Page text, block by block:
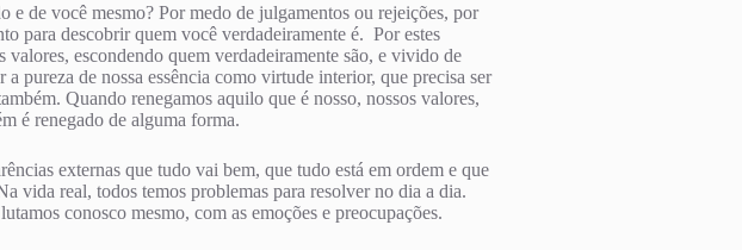
e de você mesmo? Por medo de julgamentos ou rejeições, por
para descobrir quem você verdadeiramente é. Por estes
valores, escondendo quem verdadeiramente são, e vivido de
pureza de nossa essência como virtude interior, que precisa ser
Quando renegamos aquilo que é nosso, nossos valores,
é renegado de alguma forma.
externas que tudo vai bem, que tudo está em ordem e que
vida real, todos temos problemas para resolver no dia a dia.
conosco mesmo, com as emoções e preocupações.